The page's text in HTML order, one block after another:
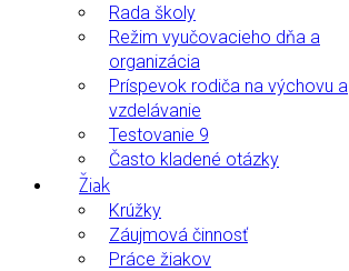
Rada školy
Režim vyučovacieho dňa a
organizácia
Príspevok rodiča na výchovu a
vzdelávanie
Testovanie 9
Často kladené otázky
Žiak
Krúžky
Záujmová činnosť
Práce žiakov